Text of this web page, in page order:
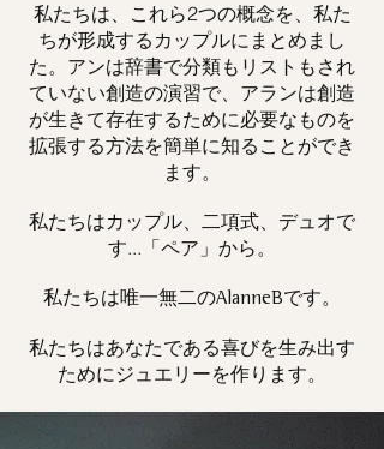
私たちは、これら2つの概念を、私た
ちが形成するカップルにまとめまし
た。アンは辞書で分類もリストもされ
ていない創造の演習で、アランは創造
が生きて存在するために必要なものを
拡張する方法を簡単に知ることができ
ます。
私たちはカップル、二項式、デュオで
す...「ペア」から。
私たちは唯一無二のAlanneBです。
私たちはあなたである喜びを生み出す
ためにジュエリーを作ります。